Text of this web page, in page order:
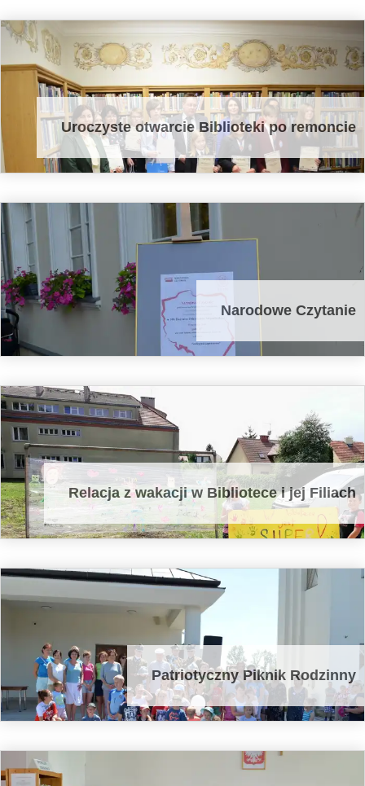
Uroczyste otwarcie Biblioteki po remoncie
Narodowe Czytanie
Relacja z wakacji w Bibliotece i jej Filiach
Patriotyczny Piknik Rodzinny